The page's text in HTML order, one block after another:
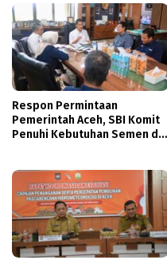
Respon Permintaan
Pemerintah Aceh, SBI Komit
Penuhi Kebutuhan Semen di